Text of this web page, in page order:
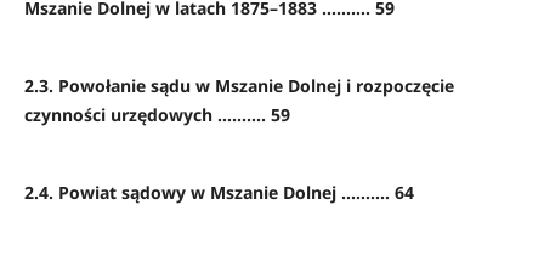
Mszanie Dolnej w latach 1875–1883 ………. 59
2.3. Powołanie sądu w Mszanie Dolnej i rozpoczęcie
czynności urzędowych ………. 59
2.4. Powiat sądowy w Mszanie Dolnej ………. 64